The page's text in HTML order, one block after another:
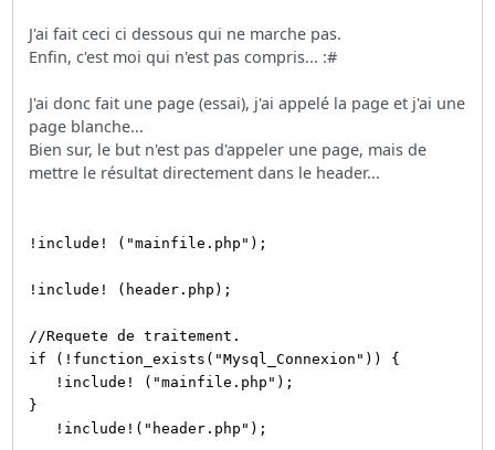
J'ai fait ceci ci dessous qui ne marche pas.
Enfin, c'est moi qui n'est pas compris... :#
J'ai donc fait une page (essai), j'ai appelé la page et j'ai une
page blanche...
Bien sur, le but n'est pas d'appeler une page, mais de
mettre le résultat directement dans le header...
!include! ("mainfile.php");
!include! (header.php);
//Requete de traitement.
if (!function_exists("Mysql_Connexion")) {
!include! ("mainfile.php");
}
!include!("header.php");